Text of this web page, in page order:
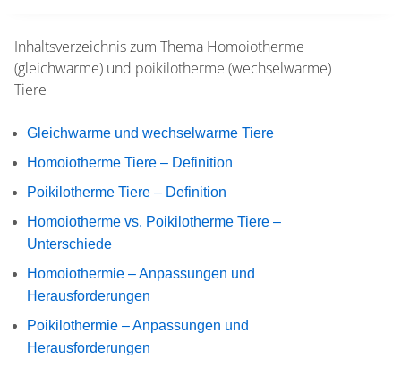
Inhaltsverzeichnis zum Thema Homoiotherme
(gleichwarme) und poikilotherme (wechselwarme)
Tiere
Gleichwarme und wechselwarme Tiere
Homoiotherme Tiere – Definition
Poikilotherme Tiere – Definition
Homoiotherme vs. Poikilotherme Tiere –
Unterschiede
Homoiothermie – Anpassungen und
Herausforderungen
Poikilothermie – Anpassungen und
Herausforderungen